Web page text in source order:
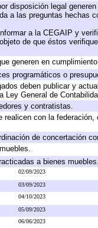
disposición legal
a las preguntas hechas
a la CEGAIP y
de que éstos
generen en
programáticos o
deben publicar y
Ley General de
y contratistas.
con la
de concertación
a bienes muebles.
02/09/2023
03/09/2023
04/10/2023
05/09/2023
06/06/2023